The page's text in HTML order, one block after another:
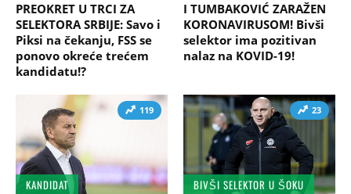
PREOKRET U TRCI ZA
SELEKTORA SRBIJE: Savo i
Piksi na čekanju, FSS se
ponovo okreće trećem
kandidatu!?
I TUMBAKOVIĆ ZARAŽEN
KORONAVIRUSOM! Bivši
selektor ima pozitivan
nalaz na KOVID-19!
119
KANDIDAT
23
BIVŠI SELEKTOR U ŠOKU